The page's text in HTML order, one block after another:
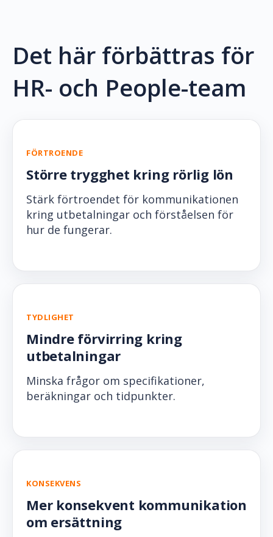
Det här förbättras för
HR- och People-team
FÖRTROENDE
Större trygghet kring rörlig lön
Stärk förtroendet för kommunikationen
kring utbetalningar och förståelsen för
hur de fungerar.
TYDLIGHET
Mindre förvirring kring
utbetalningar
Minska frågor om specifikationer,
beräkningar och tidpunkter.
KONSEKVENS
Mer konsekvent kommunikation
om ersättning